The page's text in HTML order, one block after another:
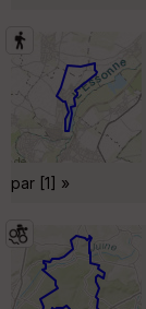
par [1] »